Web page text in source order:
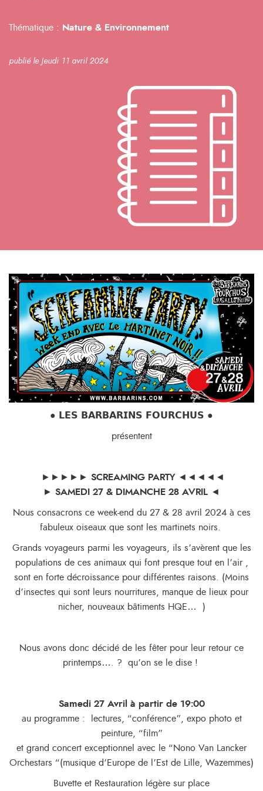
Thématique : Nature & Environnement
publié le Jeudi 11 avril 2024
● 𝗟𝗘𝗦 𝗕𝗔𝗥𝗕𝗔𝗥𝗜𝗡𝗦 𝗙𝗢𝗨𝗥𝗖𝗛𝗨𝗦 ●
présentent
►►►►► SCREAMING PARTY ◄◄◄◄◄
► SAMEDI 27 & DIMANCHE 28 AVRIL ◄
Nous consacrons ce week-end du 27 & 28 avril 2024 à ces
fabuleux oiseaux que sont les martinets noirs.
Grands voyageurs parmi les voyageurs, ils s’avèrent que les
populations de ces animaux qui font presque tout en l’air ,
sont en forte décroissance pour différentes raisons. (Moins
d’insectes qui sont leurs nourritures, manque de lieux pour
nicher, nouveaux bâtiments HQE… )
Nous avons donc décidé de les fêter pour leur retour ce
printemps…. ? qu’on se le dise !
Samedi 27 Avril à partir de 19:00
au programme : lectures, “conférence”, expo photo et
peinture, “film”
et grand concert exceptionnel avec le “Nono Van Lancker
Orchestars “(musique d’Europe de l’Est de Lille, Wazemmes)
Buvette et Restauration légère sur place